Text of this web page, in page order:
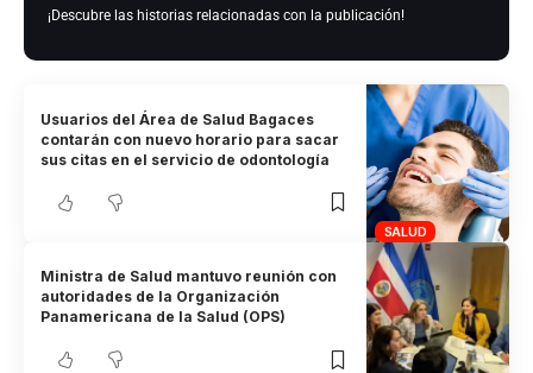
¡Descubre las historias relacionadas con la publicación!
SALUD
Usuarios del Área de Salud Bagaces
contarán con nuevo horario para sacar
sus citas en el servicio de odontología
Ministra de Salud mantuvo reunión con
autoridades de la Organización
Panamericana de la Salud (OPS)